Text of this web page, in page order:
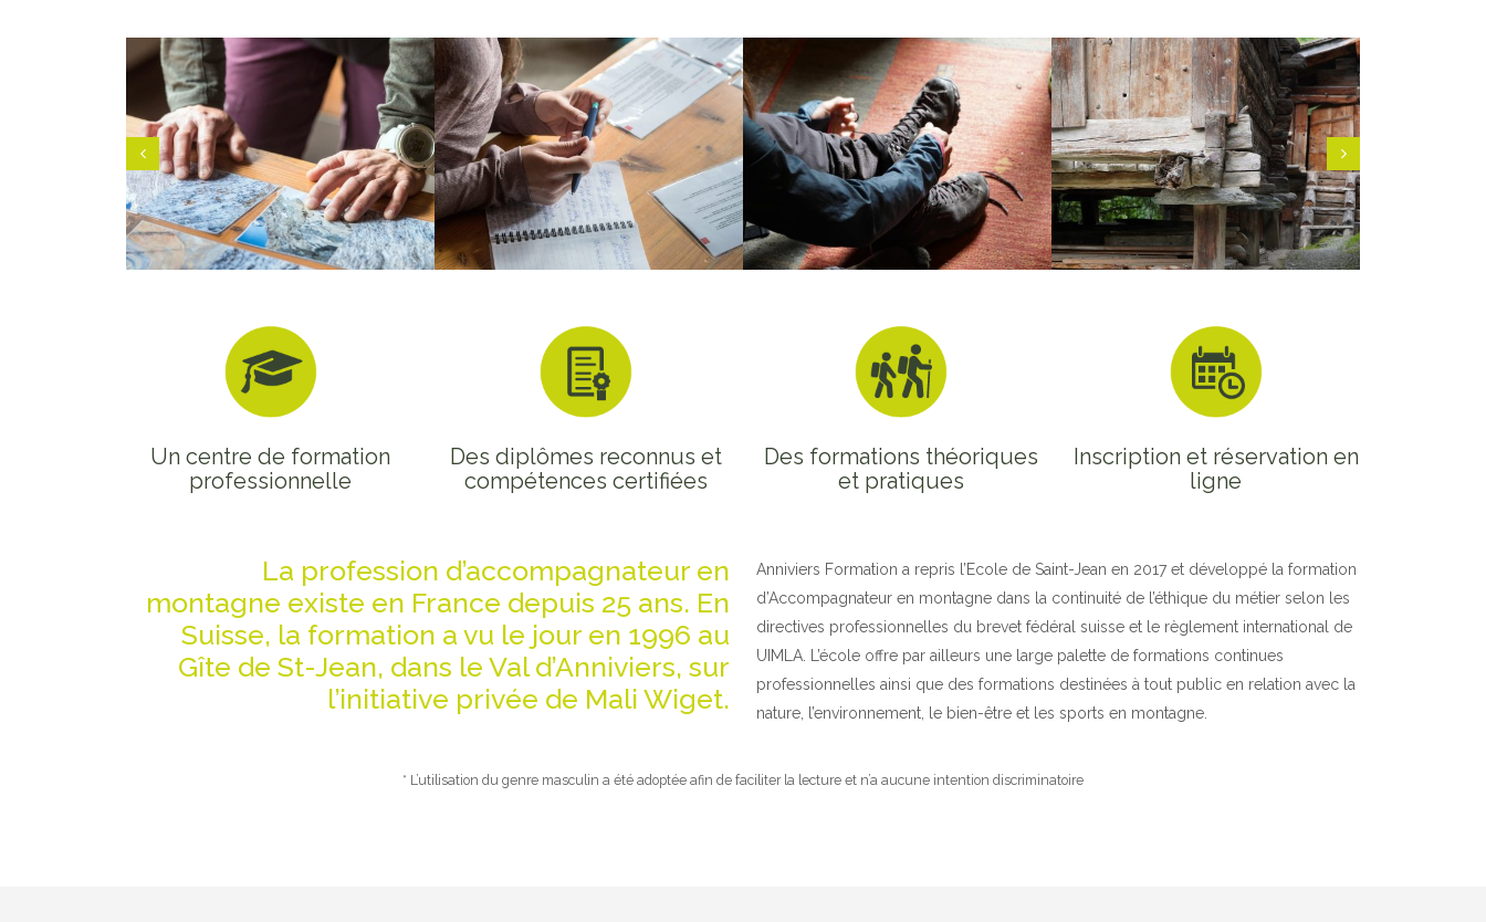
Un centre de formation
professionnelle
Des diplômes reconnus et
compétences certifiées
Des formations théoriques
et pratiques
Inscription et réservation en
ligne
La profession d’accompagnateur en
montagne existe en France depuis 25 ans. En
Suisse, la formation a vu le jour en 1996 au
Gîte de St-Jean, dans le Val d’Anniviers, sur
l’initiative privée de Mali Wiget.
Anniviers Formation a repris l’Ecole de Saint-Jean en 2017 et développé la formation
d’Accompagnateur en montagne dans la continuité de l’éthique du métier selon les
directives professionnelles du brevet fédéral suisse et le règlement international de
UIMLA. L’école offre par ailleurs une large palette de formations continues
professionnelles ainsi que des formations destinées à tout public en relation avec la
nature, l’environnement, le bien-être et les sports en montagne.
* L’utilisation du genre masculin a été adoptée afin de faciliter la lecture et n’a aucune intention discriminatoire